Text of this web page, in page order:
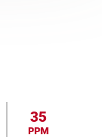
35
PPM